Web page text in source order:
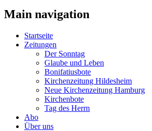
Main navigation
Startseite
Zeitungen
Der Sonntag
Glaube und Leben
Bonifatiusbote
Kirchenzeitung Hildesheim
Neue Kirchenzeitung Hamburg
Kirchenbote
Tag des Herrn
Abo
Über uns